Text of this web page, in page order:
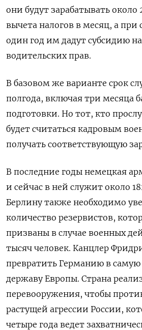
они будут зарабатывать около
вычета налогов в месяц, а при
один год им дадут субсидию
водительских прав.
В базовом же варианте срок
полгода, включая три месяца
подготовки. Но тот, кто
будет считаться кадровым
получать соответствующую
В последние годы немецкая
и сейчас в ней служит около
Берлину также необходимо
количество резервистов,
призваны в случае военных
тысяч человек. Канцлер
превратить Германию в
державу Европы. Страна
перевооружения, чтобы
растущей агрессии России,
четыре года ведет